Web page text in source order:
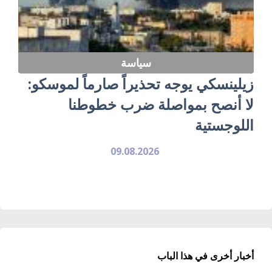
سياسة
زيلينسكي يوجه تحذيراً صارماً لموسكو:
لا أنصح بمواصلة ضرب خطوطنا
اللوجستية
09.08.2026
أخبار أخرى في هذا الباب